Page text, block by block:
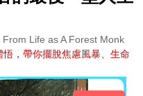
Life as A Forest Monk
，帶你擺脫焦慮風暴、生命